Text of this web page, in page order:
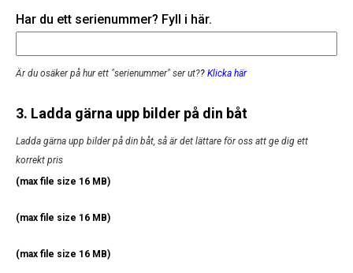
Har du ett serienummer? Fyll i här.
Är du osäker på hur ett "serienummer" ser ut?? Klicka här
3. Ladda gärna upp bilder på din båt
Ladda gärna upp bilder på din båt, så är det lättare för oss att ge dig ett
korrekt pris
(max file size 16 MB)
(max file size 16 MB)
(max file size 16 MB)